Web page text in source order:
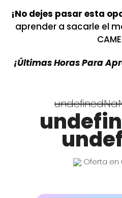
¡No dejes pasar esta
aprender a sacarle el
¡últimas Horas Para
Oferta en